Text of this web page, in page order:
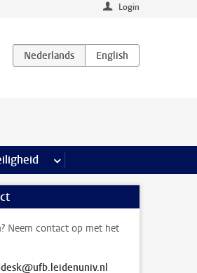
Login
& Marketing pagina’s
meer Veiligheid pagina’s
Neem contact op met het